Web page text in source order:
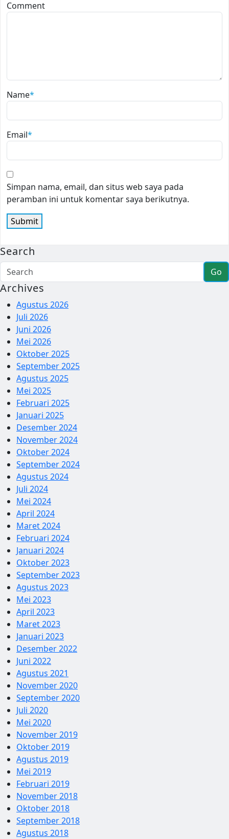
Comment
Name*
Email*
Simpan nama, email, dan situs web saya pada
peramban ini untuk komentar saya berikutnya.
Search
Go
Archives
Agustus 2026
Juli 2026
Juni 2026
Mei 2026
Oktober 2025
September 2025
Agustus 2025
Mei 2025
Februari 2025
Januari 2025
Desember 2024
November 2024
Oktober 2024
September 2024
Agustus 2024
Juli 2024
Mei 2024
April 2024
Maret 2024
Februari 2024
Januari 2024
Oktober 2023
September 2023
Agustus 2023
Mei 2023
April 2023
Maret 2023
Januari 2023
Desember 2022
Juni 2022
Agustus 2021
November 2020
September 2020
Juli 2020
Mei 2020
November 2019
Oktober 2019
Agustus 2019
Mei 2019
Februari 2019
November 2018
Oktober 2018
September 2018
Agustus 2018